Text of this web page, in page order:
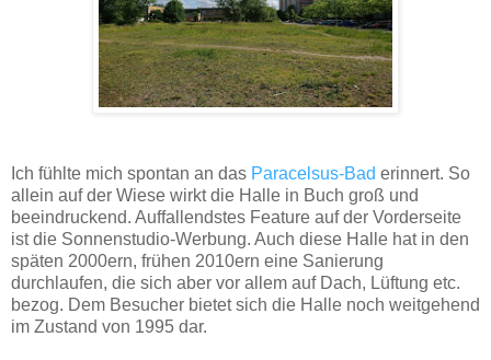
Ich fühlte mich spontan an das Paracelsus-Bad erinnert. So
allein auf der Wiese wirkt die Halle in Buch groß und
beeindruckend. Auffallendstes Feature auf der Vorderseite
ist die Sonnenstudio-Werbung. Auch diese Halle hat in den
späten 2000ern, frühen 2010ern eine Sanierung
durchlaufen, die sich aber vor allem auf Dach, Lüftung etc.
bezog. Dem Besucher bietet sich die Halle noch weitgehend
im Zustand von 1995 dar.